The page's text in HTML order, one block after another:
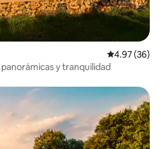
Calificación
4.97 (36)
panorámicas y tranquilidad